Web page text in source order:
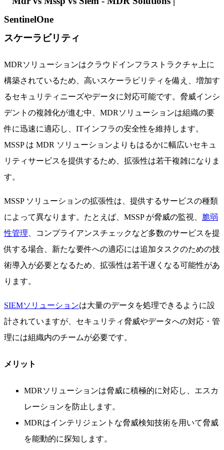
スケーラビリティ
MDRソリューションはクラウドインフラストラクチャ上に
構築されているため、高いスケーラビリティを備え、増加す
るセキュリティニーズやデータに対応可能です。脅威インシ
デントの複雑化が進む中、MDRソリューションは組織の要
件に迅速に適応し、ITインフラの安全性を維持します。
MSSP は MDR ソリューションよりもはるかに幅広いセキュ
リティサービスを提供するため、拡張性は若干複雑になりま
す。
MSSP ソリューションの拡張性は、提供するサービスの種類
によって異なります。たとえば、MSSP が脅威の監視、 脆弱
性管理 、コンプライアンスチェックなど多数のサービスを提
供する場合、新たな要件への適応には追加タスクのための技
術導入が必要となるため、拡張性は若干遅くなる可能性があ
ります。
SIEMソリューションは大量のデータを処理できるように設
計されていますが、セキュリティ脅威やデータへの対応・管
理には組織内のチームが必要です。
メリット
MDRソリューションは脅威に積極的に対応し、エスカ
レーションを防止します。
MDRはインテリジェントな脅威検知技術を用いて脅威
を能動的に探知します。